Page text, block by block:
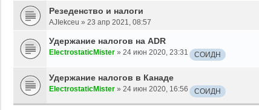
Резеденство и налоги
AJIekceu » 23 апр 2021, 08:57
Удержание налогов на ADR
ElectrostaticMister » 24 июн 2020, 23:31 СОИДН
Удержание налогов в Канаде
ElectrostaticMister » 24 июн 2020, 16:56 СОИДН